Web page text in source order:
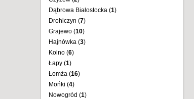
Dąbrowa Białostocka (1)
Drohiczyn (7)
Grajewo (10)
Hajnówka (3)
Kolno (6)
Łapy (1)
Łomża (16)
Mońki (4)
Nowogród (1)